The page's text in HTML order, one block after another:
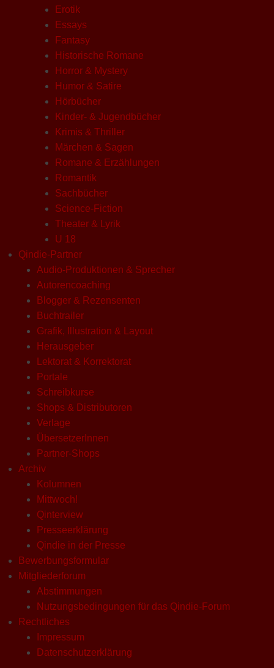
Erotik
Essays
Fantasy
Historische Romane
Horror & Mystery
Humor & Satire
Hörbücher
Kinder- & Jugendbücher
Krimis & Thriller
Märchen & Sagen
Romane & Erzählungen
Romantik
Sachbücher
Science-Fiction
Theater & Lyrik
U 18
Qindie-Partner
Audio-Produktionen & Sprecher
Autorencoaching
Blogger & Rezensenten
Buchtrailer
Grafik, Illustration & Layout
Herausgeber
Lektorat & Korrektorat
Portale
Schreibkurse
Shops & Distributoren
Verlage
ÜbersetzerInnen
Partner-Shops
Archiv
Kolumnen
Mittwoch!
Qinterview
Presseerklärung
Qindie in der Presse
Bewerbungsformular
Mitgliederforum
Abstimmungen
Nutzungsbedingungen für das Qindie-Forum
Rechtliches
Impressum
Datenschutzerklärung